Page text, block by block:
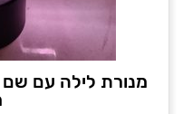
מנורת לילה עם